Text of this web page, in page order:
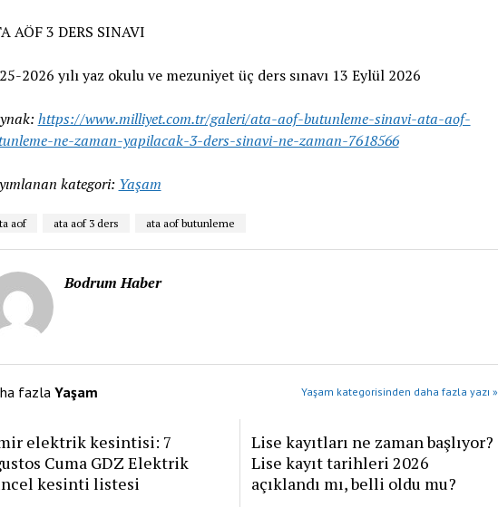
AÖF 3 DERS SINAVI
2026 yılı yaz okulu ve mezuniyet üç ders sınavı 13 Eylül 2026
https://www.milliyet.com.tr/galeri/ata-aof-butunleme-sinavi-ata-aof-
ne-zaman-yapilacak-3-ders-sinavi-ne-zaman-7618566
kategori: Yaşam
aof ata aof 3 ders ata aof butunleme
Bodrum Haber
fazla Yaşam Yaşam kategorisinden daha fazla yazı »
elektrik kesintisi: 7
Cuma GDZ Elektrik
kesinti listesi
Lise kayıtları ne zaman başlıyor?
Lise kayıt tarihleri 2026
açıklandı mı, belli oldu mu?